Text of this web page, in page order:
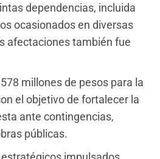
dependencias, incluida
ocasionados en diversas
afectaciones también fue
millones de pesos para la
el objetivo de fortalecer la
ante contingencias,
públicas.